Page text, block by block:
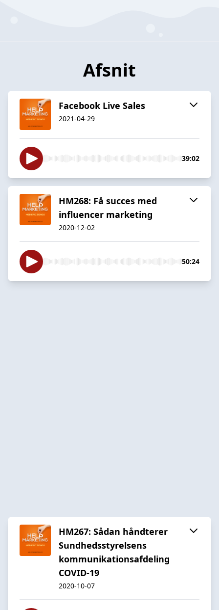
Afsnit
Facebook Live Sales
2021-04-29
39:02
HM268: Få succes med
influencer marketing
2020-12-02
50:24
HM267: Sådan håndterer
Sundhedsstyrelsens
kommunikationsafdeling
COVID-19
2020-10-07